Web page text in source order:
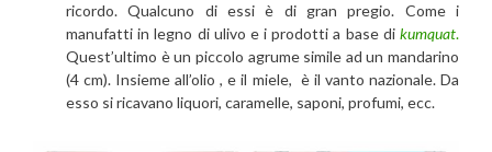
ricordo. Qualcuno di essi è di gran pregio. Come i
manufatti in legno di ulivo e i prodotti a base di kumquat.
Quest’ultimo è un piccolo agrume simile ad un mandarino
(4 cm). Insieme all’olio , e il miele, è il vanto nazionale. Da
esso si ricavano liquori, caramelle, saponi, profumi, ecc.